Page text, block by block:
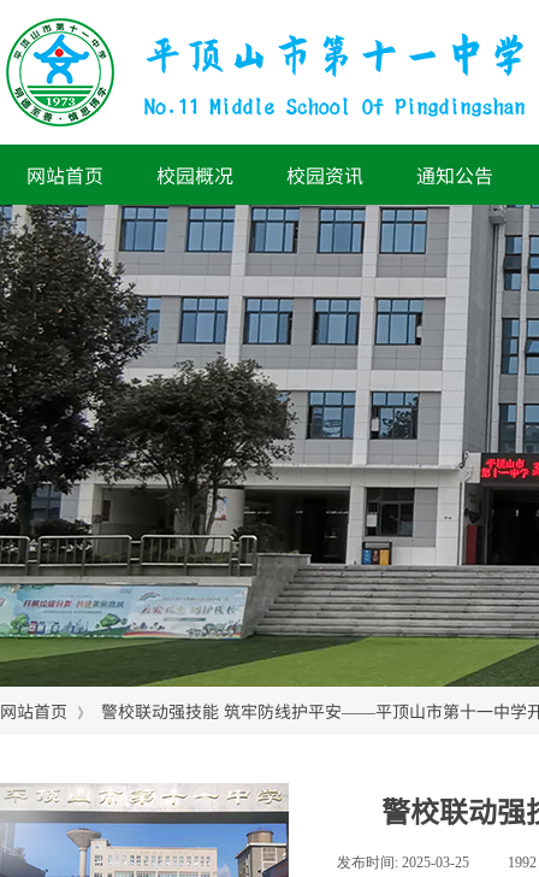
网站首页 校园概况 校园资讯 通知公告
网站首页 》 警校联动强技能 筑牢防线护平安——平顶山市第十一中学
网站首页
警校联动
发布时间: 2025-03-25 1992